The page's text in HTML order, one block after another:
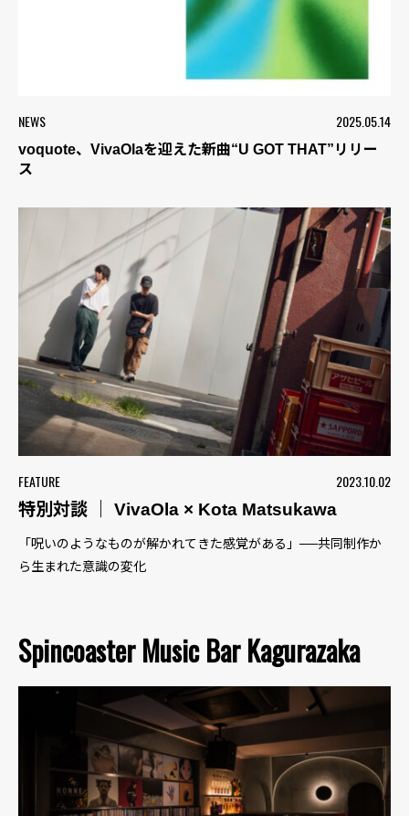
NEWS 2025.05.14
voquote、VivaOlaを迎えた新曲“U GOT THAT”リリー
ス
FEATURE
2023.10.02
特別対談 ｜ VivaOla × Kota Matsukawa
「呪いのようなものが解かれてきた感覚がある」──共同制作か
ら生まれた意識の変化
Spincoaster Music Bar Kagurazaka